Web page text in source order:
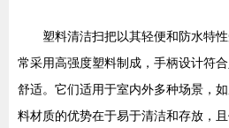
塑料清洁扫把以其轻便和防水特
常采用高强度塑料制成，手柄设计符
舒适。它们适用于室内外多种场景，
料材质的优势在于易于清洁和存放，